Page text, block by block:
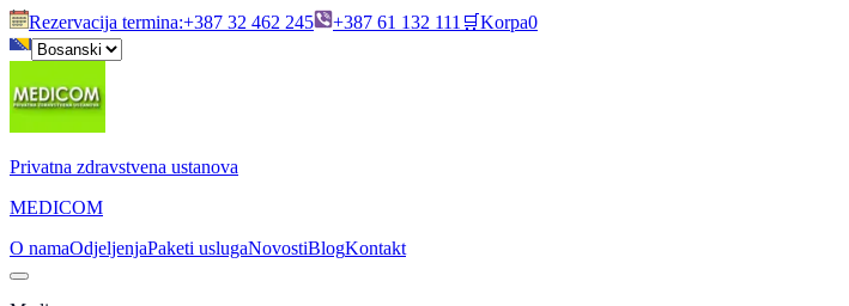
Rezervacija termina:+387 32 462 245 +387 61 132 111 🛒Korpa0
Privatna zdravstvena ustanova
MEDICOM
O namaOdjeljenjaPaketi uslugaNovostiBlogKontakt